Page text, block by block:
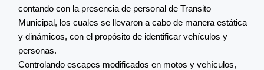
contando con la presencia de personal de Transito
Municipal, los cuales se llevaron a cabo de manera estática
y dinámicos, con el propósito de identificar vehículos y
personas.
Controlando escapes modificados en motos y vehículos,